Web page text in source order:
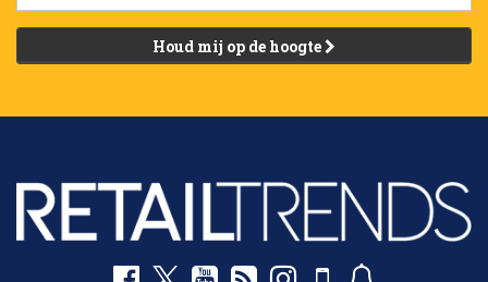
Houd mij op de hoogte